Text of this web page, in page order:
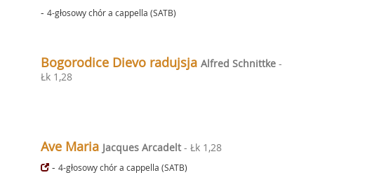
-4-głosowy chór a cappella (SATB)
Bogorodice Dievo radujsjaAlfred Schnittke -
Łk 1,28
Ave Maria Jacques Arcadelt - Łk 1,28
-4-głosowy chór a cappella (SATB)